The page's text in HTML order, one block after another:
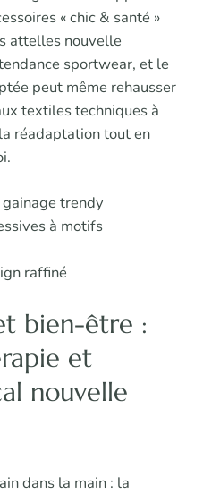
« chic & santé »
attelles nouvelle
sportwear, et le
peut même rehausser
textiles techniques à
réadaptation tout en
trendy
à motifs
raffiné
bien-être :
et
nouvelle
dans la main : la